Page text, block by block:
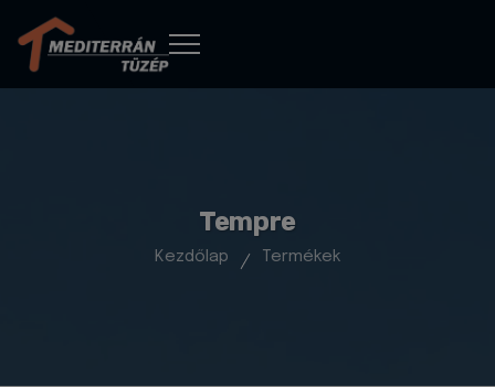
Tempre
Kezdőlap Termékek